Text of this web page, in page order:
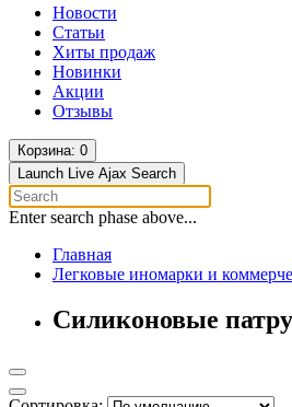
Новости
Статьи
Хиты продаж
Новинки
Акции
Отзывы
Корзина: 0
Launch Live Ajax Search
Enter search phase above...
Главная
Легковые иномарки и
Силиконовые